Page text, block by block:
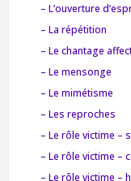
– L’ouverture
– La répétition
– Le chantage
– Le mensonge
– Le mimétisme
– Les reproches
– Le rôle victime –
– Le rôle victime –
– Le rôle victime –